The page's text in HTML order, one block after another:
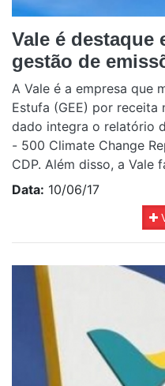
Vale é destaque
gestão de
A Vale é a empresa que
Estufa (GEE) por receita
dado integra o relatório
- 500 Climate Change
CDP. Além disso, a Vale
Data: 10/06/17